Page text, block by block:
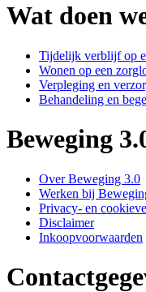
Wat doen
Tijdelijk verblijf op
Wonen op een
Verpleging en
Behandeling en
Beweging
Over Beweging 3.0
Werken bij
Privacy- en
Disclaimer
Inkoopvoorwaarden